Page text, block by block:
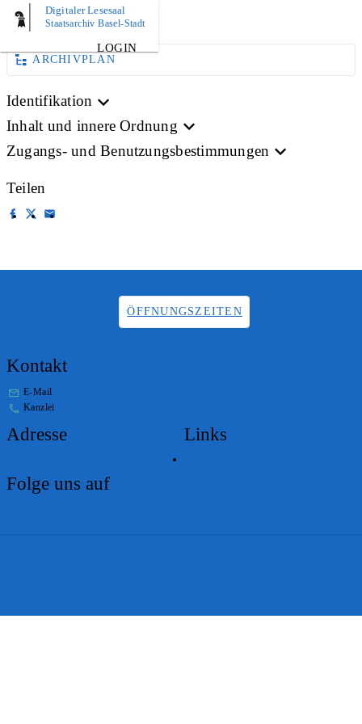
Digitaler Lesesaal
Staatsarchiv Basel-Stadt
LOGIN
BILD
ARCHIVPLAN
Identifikation
Inhalt und innere Ordnung
Zugangs- und Benutzungsbestimmungen
Teilen
ÖFFNUNGSZEITEN
Kontakt
E-Mail
Kanzlei
Adresse Links
Folge uns auf